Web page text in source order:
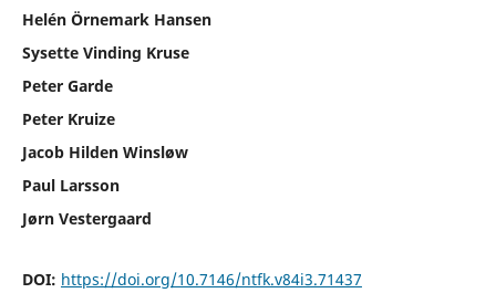
Helén Örnemark Hansen
Sysette Vinding Kruse
Peter Garde
Peter Kruize
Jacob Hilden Winsløw
Paul Larsson
Jørn Vestergaard
DOI: https://doi.org/10.7146/ntfk.v84i3.71437